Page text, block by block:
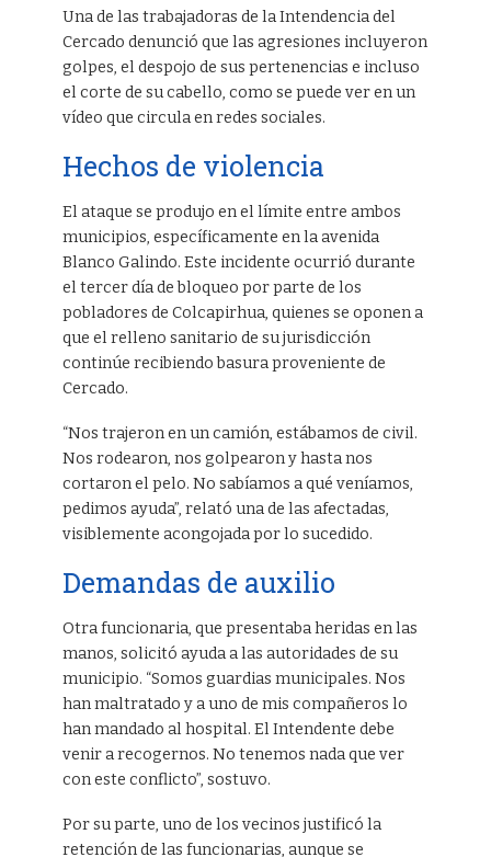
Una de las trabajadoras de la Intendencia del
Cercado denunció que las agresiones incluyeron
golpes, el despojo de sus pertenencias e incluso
el corte de su cabello, como se puede ver en un
vídeo que circula en redes sociales.
Hechos de violencia
El ataque se produjo en el límite entre ambos
municipios, específicamente en la avenida
Blanco Galindo. Este incidente ocurrió durante
el tercer día de bloqueo por parte de los
pobladores de Colcapirhua, quienes se oponen a
que el relleno sanitario de su jurisdicción
continúe recibiendo basura proveniente de
Cercado.
“Nos trajeron en un camión, estábamos de civil.
Nos rodearon, nos golpearon y hasta nos
cortaron el pelo. No sabíamos a qué veníamos,
pedimos ayuda”, relató una de las afectadas,
visiblemente acongojada por lo sucedido.
Demandas de auxilio
Otra funcionaria, que presentaba heridas en las
manos, solicitó ayuda a las autoridades de su
municipio. “Somos guardias municipales. Nos
han maltratado y a uno de mis compañeros lo
han mandado al hospital. El Intendente debe
venir a recogernos. No tenemos nada que ver
con este conflicto”, sostuvo.
Por su parte, uno de los vecinos justificó la
retención de las funcionarias, aunque se